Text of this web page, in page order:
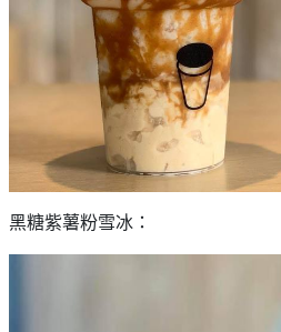
黑糖紫薯粉雪冰：